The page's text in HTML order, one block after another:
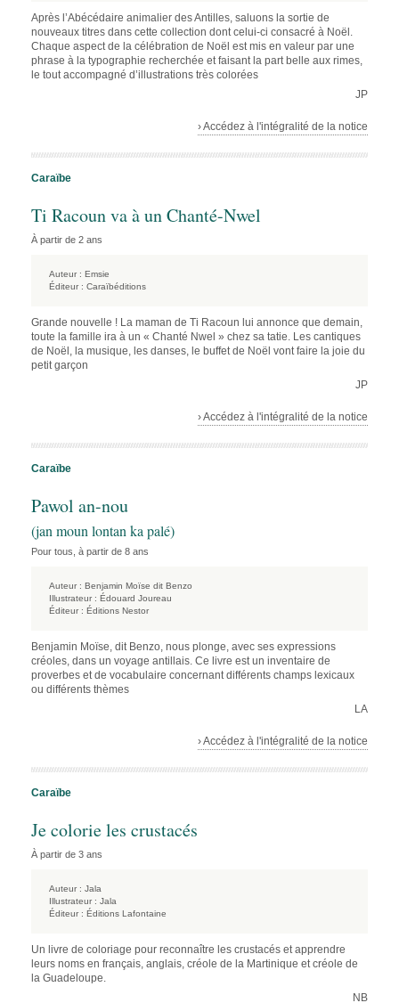
Après l’Abécédaire animalier des Antilles, saluons la sortie de
nouveaux titres dans cette collection dont celui-ci consacré à Noël.
Chaque aspect de la célébration de Noël est mis en valeur par une
phrase à la typographie recherchée et faisant la part belle aux rimes,
le tout accompagné d’illustrations très colorées
JP
› Accédez à l'intégralité de la notice
Caraïbe
Ti Racoun va à un Chanté-Nwel
À partir de 2 ans
Auteur : Emsie
Éditeur : Caraïbéditions
Grande nouvelle ! La maman de Ti Racoun lui annonce que demain,
toute la famille ira à un « Chanté Nwel » chez sa tatie. Les cantiques
de Noël, la musique, les danses, le buffet de Noël vont faire la joie du
petit garçon
JP
› Accédez à l'intégralité de la notice
Caraïbe
Pawol an-nou
(jan moun lontan ka palé)
Pour tous, à partir de 8 ans
Auteur : Benjamin Moïse dit Benzo
Illustrateur : Édouard Joureau
Éditeur : Éditions Nestor
Benjamin Moïse, dit Benzo, nous plonge, avec ses expressions
créoles, dans un voyage antillais. Ce livre est un inventaire de
proverbes et de vocabulaire concernant différents champs lexicaux
ou différents thèmes
LA
› Accédez à l'intégralité de la notice
Caraïbe
Je colorie les crustacés
À partir de 3 ans
Auteur : Jala
Illustrateur : Jala
Éditeur : Éditions Lafontaine
Un livre de coloriage pour reconnaître les crustacés et apprendre
leurs noms en français, anglais, créole de la Martinique et créole de
la Guadeloupe.
NB